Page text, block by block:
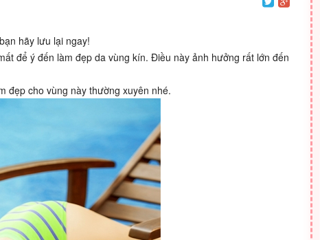
hãy lưu lại ngay!
để ý đến làm đẹp da vùng kín. Điều này ảnh hưởng rất lớn đến
đẹp cho vùng này thường xuyên nhé.